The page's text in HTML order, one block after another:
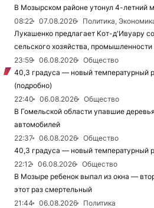
В Мозырском районе утонул 4-летний
08:22
07.08.2026
Политика,
Лукашенко предлагает Кот-д'Ивуару
сельского хозяйства, промышленности
23:59
06.08.2026
Общество
40,3 градуса — новый температурный
(подробно)
22:40
06.08.2026
Общество
В Гомельской области упавшие
автомобилей
22:37
06.08.2026
Общество
40,3 градуса — новый температурный
22:12
06.08.2026
Общество
В Мозыре ребенок выпал из окна —
этот раз смертельный
21:44
06.08.2026
Политика